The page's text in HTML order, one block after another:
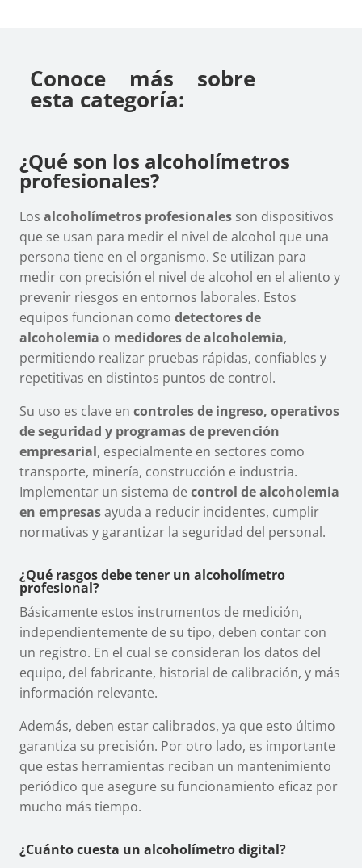
Conoce más sobre
esta categoría:
¿Qué son los alcoholímetros
profesionales?
Losalcoholímetros profesionales son dispositivos
que se usan para medir el nivel de alcohol que una
persona tiene en el organismo. Se utilizan para
medir con precisión el nivel de alcohol en el aliento y
prevenir riesgos en entornos laborales. Estos
equipos funcionan comodetectores de
alcoholemia o medidores de alcoholemia,
permitiendo realizar pruebas rápidas, confiables y
repetitivas en distintos puntos de control.
Su uso es clave encontroles de ingreso, operativos
de seguridad y programas de prevención
empresarial, especialmente en sectores como
transporte, minería, construcción e industria.
Implementar un sistema decontrol de alcoholemia
en empresasayuda a reducir incidentes, cumplir
normativas y garantizar la seguridad del personal.
¿Qué rasgos debe tener un alcoholímetro
profesional?
Básicamente estos instrumentos de medición,
independientemente de su tipo, deben contar con
un registro. En el cual se consideran los datos del
equipo, del fabricante, historial de calibración, y más
información relevante.
Además, deben estar calibrados, ya que esto último
garantiza su precisión. Por otro lado, es importante
que estas herramientas reciban un mantenimiento
periódico que asegure su funcionamiento eficaz por
mucho más tiempo.
¿Cuánto cuesta un alcoholímetro digital?